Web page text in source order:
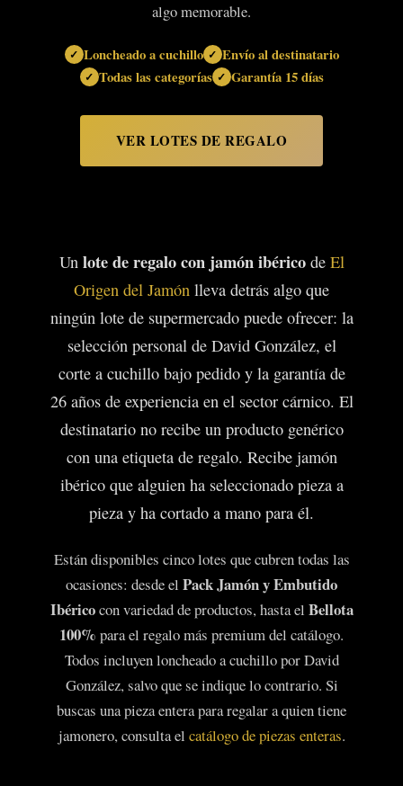
algo memorable.
Loncheado a cuchillo
Envío al destinatario
Todas las categorías
Garantía 15 días
VER LOTES DE REGALO
Un lote de regalo con jamón ibéricode El
Origen del Jamón lleva detrás algo que
ningún lote de supermercado puede ofrecer: la
selección personal de David González, el
corte a cuchillo bajo pedido y la garantía de
26 años de experiencia en el sector cárnico. El
destinatario no recibe un producto genérico
con una etiqueta de regalo. Recibe jamón
ibérico que alguien ha seleccionado pieza a
pieza y ha cortado a mano para él.
Están disponibles cinco lotes que cubren todas las
ocasiones: desde el Pack Jamón y Embutido
Ibéricocon variedad de productos, hasta el Bellota
100% para el regalo más premium del catálogo.
Todos incluyen loncheado a cuchillo por David
González, salvo que se indique lo contrario. Si
buscas una pieza entera para regalar a quien tiene
jamonero, consulta el catálogo de piezas enteras.